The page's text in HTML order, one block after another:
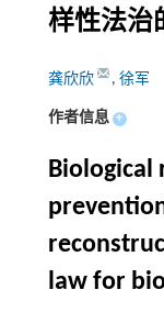
样性法治
龚欣欣 , 徐军
作者信息 +
Biological
law for